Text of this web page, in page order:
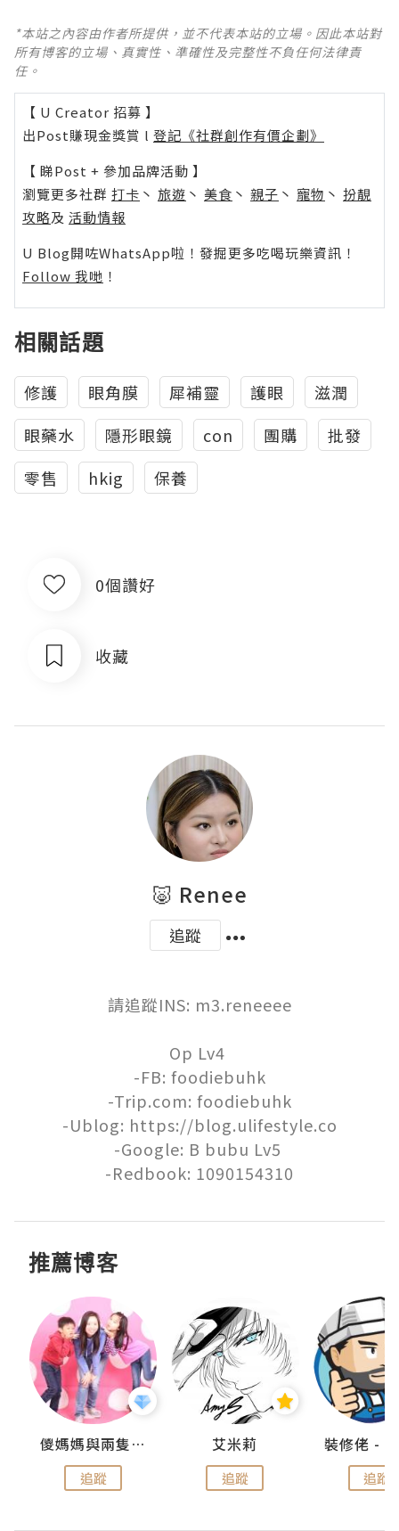
*本站之內容由作者所提供，並不代表本站的立場。因此本站對
所有博客的立場、真實性、準確性及完整性不負任何法律責
任。
【 U Creator 招募 】
出Post賺現金獎賞 l 登記《社群創作有價企劃》
【 睇Post + 參加品牌活動 】
瀏覽更多社群 打卡 丶 旅遊 丶 美食 丶 親子 丶 寵物 丶 扮靚
攻略及 活動情報
U Blog開咗WhatsApp啦！發掘更多吃喝玩樂資訊！
Follow 我哋 ！
相關話題
修護 眼角膜 犀補靈 護眼
滋潤
眼藥水
隱形眼鏡 con 團購
批發
零售
hkig 保養
0個讚好
收藏
🐷 Renee
追蹤
請追蹤INS: m3.reneeee
Op Lv4
-FB: foodiebuhk
-Trip.com: foodiebuhk
-Ublog: https://blog.ulifestyle.co
-Google: B bubu Lv5
-Redbook: 1090154310
推薦博客
儍媽媽與兩隻小魔怪之家
追蹤
艾米莉
追蹤 追蹤